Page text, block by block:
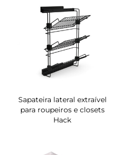
Sapateira lateral extraível
para roupeiros e closets
Hack